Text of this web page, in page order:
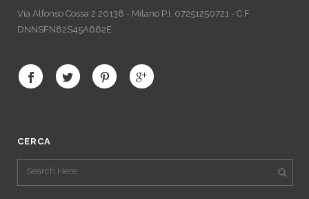
Via Alfonso Cossa 2 20138 - Milano P.I. 07251250721 - C.F.
DNNSFN82S45A662E
CERCA